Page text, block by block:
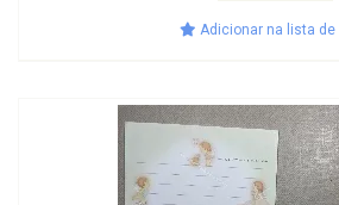
Adicionar na lista de